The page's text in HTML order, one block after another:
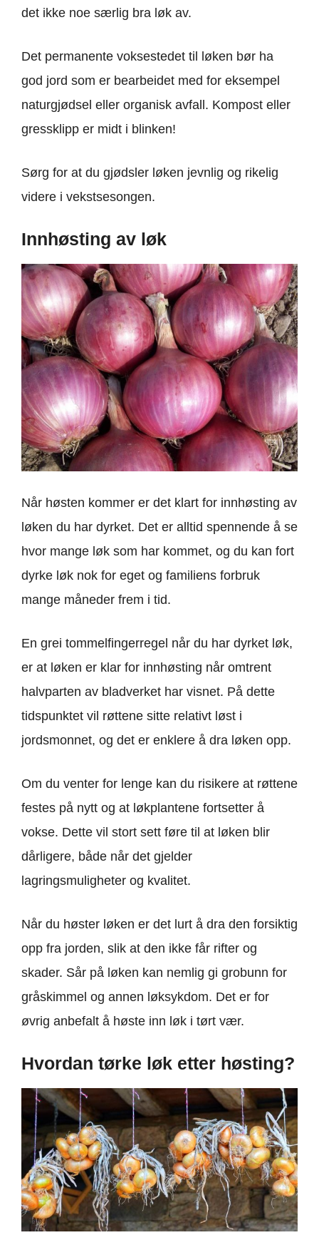
det ikke noe særlig bra løk av.
Det permanente voksestedet til løken bør ha
god jord som er bearbeidet med for eksempel
naturgjødsel eller organisk avfall. Kompost eller
gressklipp er midt i blinken!
Sørg for at du gjødsler løken jevnlig og rikelig
videre i vekstsesongen.
Innhøsting av løk
Når høsten kommer er det klart for innhøsting av
løken du har dyrket. Det er alltid spennende å se
hvor mange løk som har kommet, og du kan fort
dyrke løk nok for eget og familiens forbruk
mange måneder frem i tid.
En grei tommelfingerregel når du har dyrket løk,
er at løken er klar for innhøsting når omtrent
halvparten av bladverket har visnet. På dette
tidspunktet vil røttene sitte relativt løst i
jordsmonnet, og det er enklere å dra løken opp.
Om du venter for lenge kan du risikere at røttene
festes på nytt og at løkplantene fortsetter å
vokse. Dette vil stort sett føre til at løken blir
dårligere, både når det gjelder
lagringsmuligheter og kvalitet.
Når du høster løken er det lurt å dra den forsiktig
opp fra jorden, slik at den ikke får rifter og
skader. Sår på løken kan nemlig gi grobunn for
gråskimmel og annen løksykdom. Det er for
øvrig anbefalt å høste inn løk i tørt vær.
Hvordan tørke løk etter høsting?